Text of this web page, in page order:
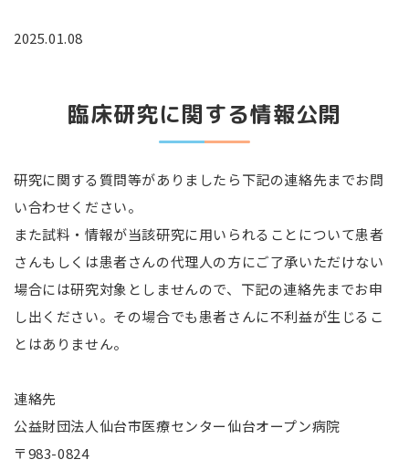
2025.01.08
臨床研究に関する情報公開
研究に関する質問等がありましたら下記の連絡先までお問
い合わせください。
また試料・情報が当該研究に用いられることについて患者
さんもしくは患者さんの代理人の方にご了承いただけない
場合には研究対象としませんので、下記の連絡先までお申
し出ください。その場合でも患者さんに不利益が生じるこ
とはありません。
連絡先
公益財団法人仙台市医療センター仙台オープン病院
〒983-0824